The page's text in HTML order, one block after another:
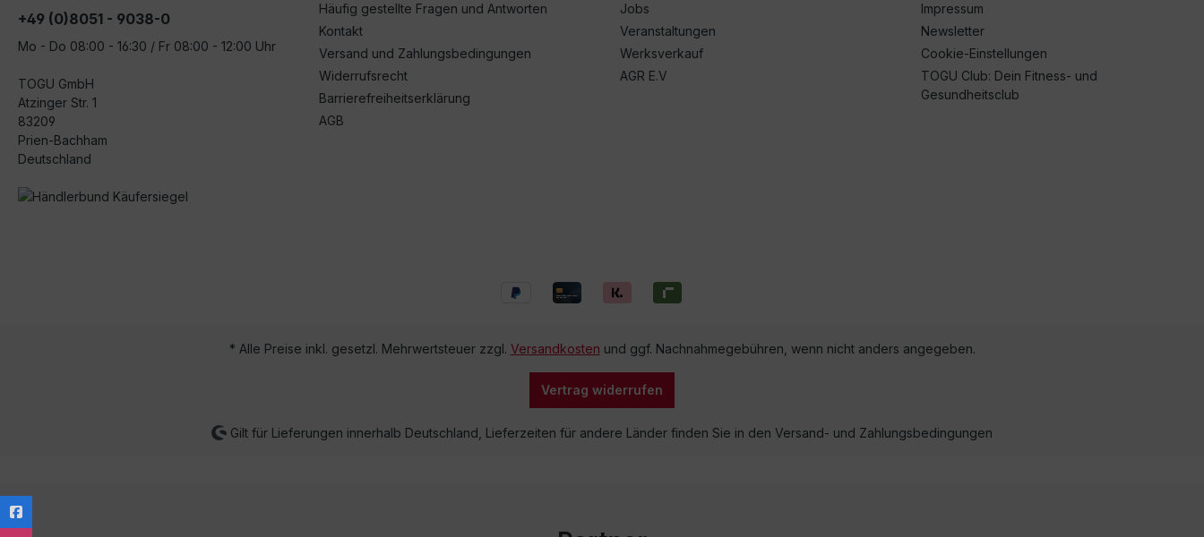
+49 (0)8051 - 9038-0
Mo - Do 08:00 - 16:30 / Fr 08:00 - 12:00 Uhr
TOGU GmbH
Atzinger Str. 1
83209
Prien-Bachham
Deutschland
Häufig gestellte Fragen und Antworten
Kontakt
Versand und Zahlungsbedingungen
Widerrufsrecht
Barrierefreiheitserklärung
AGB
Jobs
Veranstaltungen
Werksverkauf
AGR E.V
Impressum
Newsletter
Cookie-Einstellungen
TOGU Club: Dein Fitness- und
Gesundheitsclub
* Alle Preise inkl. gesetzl. Mehrwertsteuer zzgl. Versandkosten und ggf. Nachnahmegebühren, wenn nicht anders angegeben.
Vertrag widerrufen
Gilt für Lieferungen innerhalb Deutschland, Lieferzeiten für andere Länder finden Sie in den Versand- und Zahlungsbedingungen